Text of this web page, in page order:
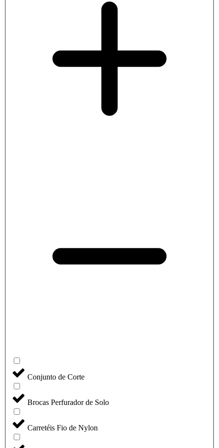
Conjunto de Corte
Brocas Perfurador de Solo
Carretéis Fio de Nylon